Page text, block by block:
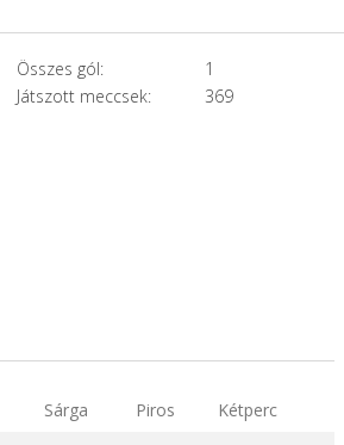
Összes gól:
1
Játszott meccsek:
369
Sárga Piros
Kétperc